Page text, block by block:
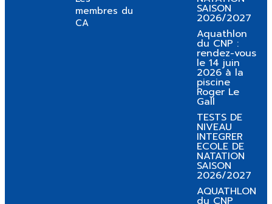
membres du
CA
SAISON
2026/2027
Aquathlon
du CNP :
rendez-vous
le 14 juin
2026 à la
piscine
Roger Le
Gall
TESTS DE
NIVEAU
INTEGRER
ECOLE DE
NATATION
SAISON
2026/2027
AQUATHLON
du CNP